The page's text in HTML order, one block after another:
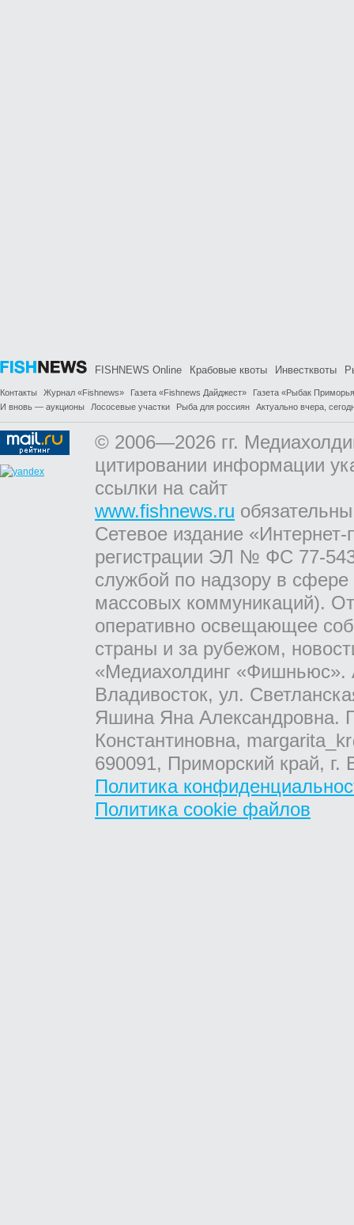
FISHNEWS Online Крабовые квоты Инвестквоты
Контакты Журнал «Fishnews» Газета «Fishnews Дайджест»
Газета «Рыбак
И вновь — аукционы
Лососевые участки Рыба для россиян Актуально вчера,
© 2006—2026 гг.
цитировании информации
ссылки на сайт
www.fishnews.ru
Сетевое издание
регистрации ЭЛ № ФС 77-
службой по надзору в
массовых коммуникаций).
оперативно освещающее
страны и за рубежом,
«Медиахолдинг «Фишньюс».
Владивосток, ул.
Яшина Яна Александровна.
Константиновна,
690091, Приморский край,
Политика
Политика cookie файлов